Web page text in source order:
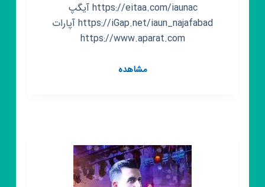
https://eitaa.com/iaunac آیگپ
https://iGap.net/iaun_najafabad آپارات
https://www.aparat.com
مشاهدهکانال
نجف
آباد